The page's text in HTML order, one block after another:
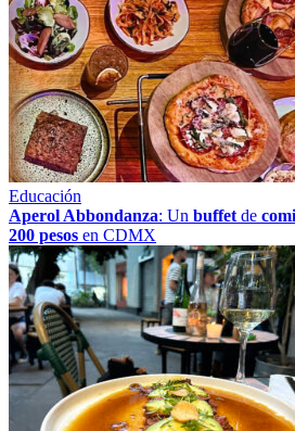
Educación
Aperol Abbondanza: Un buffetde
200 pesos en CDMX